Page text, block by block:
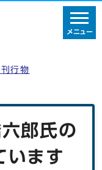
メニュー
行物
郎氏の
います